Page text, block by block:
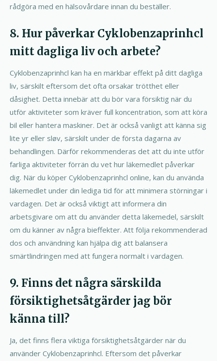
rådgöra med en hälsovårdare innan du beställer.
8. Hur påverkar Cyklobenzaprinhcl
mitt dagliga liv och arbete?
Cyklobenzaprinhcl kan ha en märkbar effekt på ditt dagliga
liv, särskilt eftersom det ofta orsakar trötthet eller
dåsighet. Detta innebär att du bör vara försiktig när du
utför aktiviteter som kräver full koncentration, som att köra
bil eller hantera maskiner. Det är också vanligt att känna sig
lite yr eller sløv, särskilt under de första dagarna av
behandlingen. Därför rekommenderas det att du inte utför
farliga aktiviteter förrän du vet hur läkemedlet påverkar
dig. När du köper Cyklobenzaprinhcl online, kan du använda
läkemedlet under din lediga tid för att minimera störningar i
vardagen. Det är också viktigt att informera din
arbetsgivare om att du använder detta läkemedel, särskilt
om du känner av några bieffekter. Att följa rekommenderad
dos och användning kan hjälpa dig att balansera
smärtlindringen med att fungera normalt i vardagen.
9. Finns det några särskilda
försiktighetsåtgärder jag bör
känna till?
Ja, det finns flera viktiga försiktighetsåtgärder när du
använder Cyklobenzaprinhcl. Eftersom det påverkar